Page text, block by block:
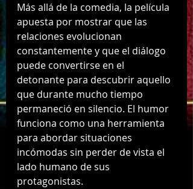
Más allá de la comedia, la película
apuesta por mostrar que las
relaciones evolucionan
constantemente y que el diálogo
puede convertirse en el
detonante para descubrir aquello
que durante mucho tiempo
permaneció en silencio. El humor
funciona como una herramienta
para abordar situaciones
incómodas sin perder de vista el
lado humano de sus
protagonistas.